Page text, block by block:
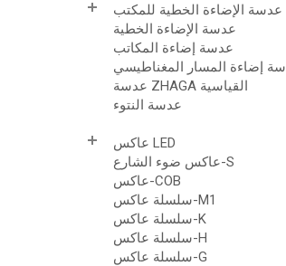
عدسة الإضاءة الخطية للمكتب
عدسة الإضاءة الخطية
عدسة إضاءة المكاتب
إضاءة المسار المغناطيسي
عدسة ZHAGA القياسية
عدسة النتوء
عاكس LED
عاكس ضوء الشارع-S
عاكس-COB
سلسلة عاكس-M1
سلسلة عاكس-K
سلسلة عاكس-H
سلسلة عاكس-G